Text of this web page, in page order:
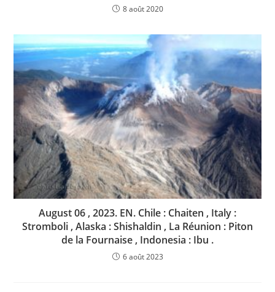
8 août 2020
August 06 , 2023. EN. Chile : Chaiten , Italy :
Stromboli , Alaska : Shishaldin , La Réunion : Piton
de la Fournaise , Indonesia : Ibu .
6 août 2023